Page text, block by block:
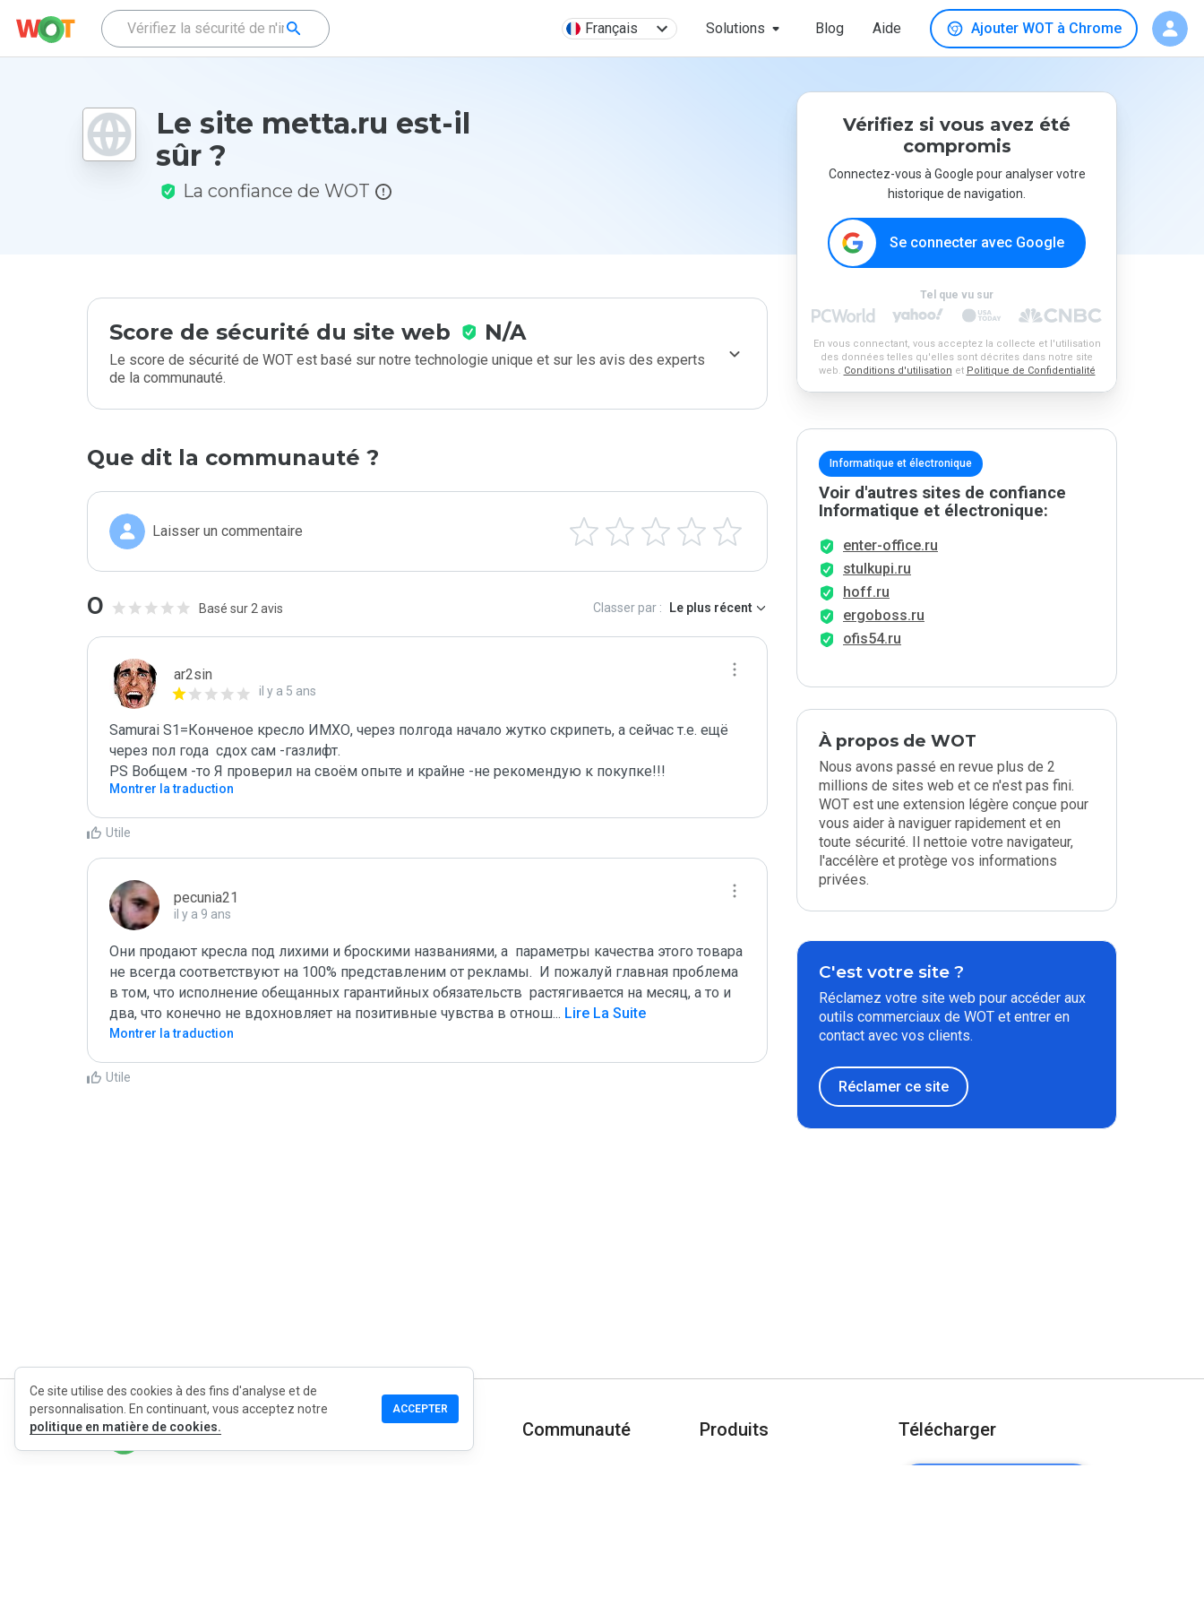
Français Solutions Blog Aide Ajouter WOT à Chrome
Le site metta.ru est-il
sûr ?
La confiance de WOT
Score de sécurité du site web N/A
Le score de sécurité de WOT est basé sur notre technologie unique et sur les avis des experts
de la communauté.
Que dit la communauté ?
Laisser un commentaire
0 Basé sur 2 avis Classer par : Le plus récent
ar2sin
il y a 5 ans
Samurai S1=Конченое кресло ИМХО, через полгода начало жутко скрипеть, а сейчас т.е. ещё
через пол года  сдох сам -газлифт.
PS Вобщем -то Я проверил на своём опыте и крайне -не рекомендую к покупке!!!
Montrer la traduction
Utile
pecunia21
il y a 9 ans
Они продают кресла под лихими и броскими названиями, а  параметры качества этого товара
не всегда соответствуют на 100% представленим от рекламы.  И пожалуй главная проблема
в том, что исполнение обещанных гарантийных обязательств  растягивается на месяц, а то и
два, что конечно не вдохновляет на позитивные чувства в отнош... Lire La Suite
Montrer la traduction
Utile
Vérifiez si vous avez été
compromis
Connectez-vous à Google pour analyser votre
historique de navigation.
Se connecter avec Google
Tel que vu sur
En vous connectant, vous acceptez la collecte et l'utilisation
des données telles qu'elles sont décrites dans notre site
web. Conditions d'utilisation et Politique de Confidentialité
Informatique et électronique
Voir d'autres sites de confiance
Informatique et électronique:
enter-office.ru
stulkupi.ru
hoff.ru
ergoboss.ru
ofis54.ru
À propos de WOT
Nous avons passé en revue plus de 2
millions de sites web et ce n'est pas fini.
WOT est une extension légère conçue pour
vous aider à naviguer rapidement et en
toute sécurité. Il nettoie votre navigateur,
l'accélère et protège vos informations
privées.
C'est votre site ?
Réclamez votre site web pour accéder aux
outils commerciaux de WOT et entrer en
contact avec vos clients.
Réclamer ce site
MyWOT Communauté Produits Télécharger
Ce site utilise des cookies à des fins d'analyse et de
personnalisation. En continuant, vous acceptez notre
politique en matière de cookies.
ACCEPTER